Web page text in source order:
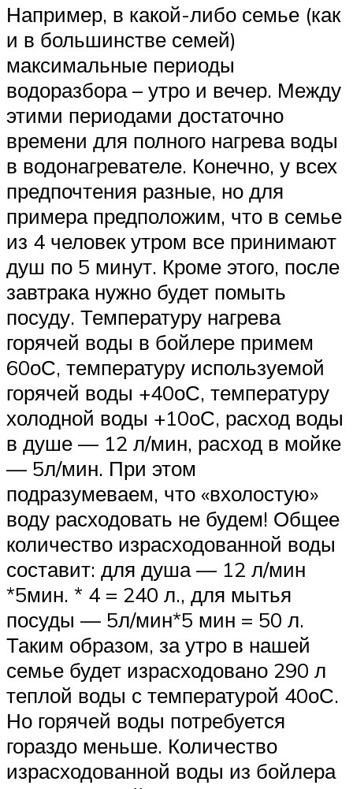
Например, в какой-либо семье (как
и в большинстве семей)
максимальные периоды
водоразбора – утро и вечер. Между
этими периодами достаточно
времени для полного нагрева воды
в водонагревателе. Конечно, у всех
предпочтения разные, но для
примера предположим, что в семье
из 4 человек утром все принимают
душ по 5 минут. Кроме этого, после
завтрака нужно будет помыть
посуду. Температуру нагрева
горячей воды в бойлере примем
60оС, температуру используемой
горячей воды +40оС, температуру
холодной воды +10оС, расход воды
в душе — 12 л/мин, расход в мойке
— 5л/мин. При этом
подразумеваем, что «вхолостую»
воду расходовать не будем! Общее
количество израсходованной воды
составит: для душа — 12 л/мин
*5мин. * 4 = 240 л., для мытья
посуды — 5л/мин*5 мин = 50 л.
Таким образом, за утро в нашей
семье будет израсходовано 290 л
теплой воды с температурой 40оС.
Но горячей воды потребуется
гораздо меньше. Количество
израсходованной воды из бойлера